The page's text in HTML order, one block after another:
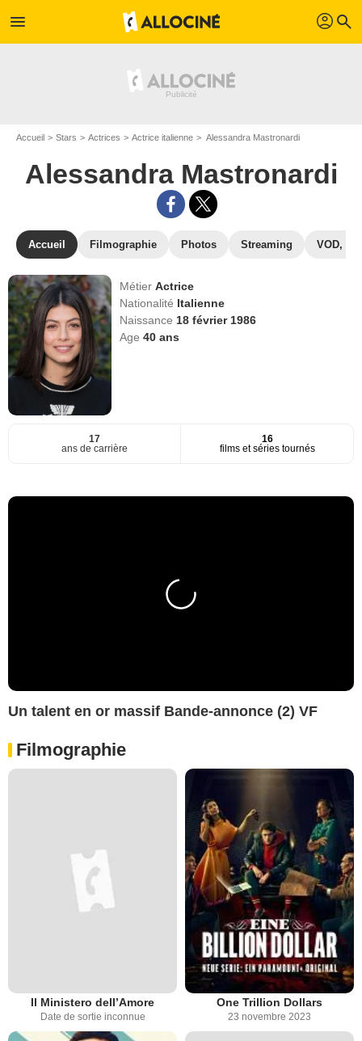
menu profil search
Accueil Stars Actrices Actrice italienne Alessandra Mastronardi
Alessandra Mastronardi
Accueil Filmographie Photos Streaming VOD,
MétierActrice
Nationalité Italienne
Naissance 18 février 1986
Age40 ans
17
ans de carrière
16
films et séries tournés
Un talent en or massif Bande-annonce (2) VF
Filmographie
Il Ministero dell’Amore
Date de sortie inconnue
One Trillion Dollars
23 novembre 2023